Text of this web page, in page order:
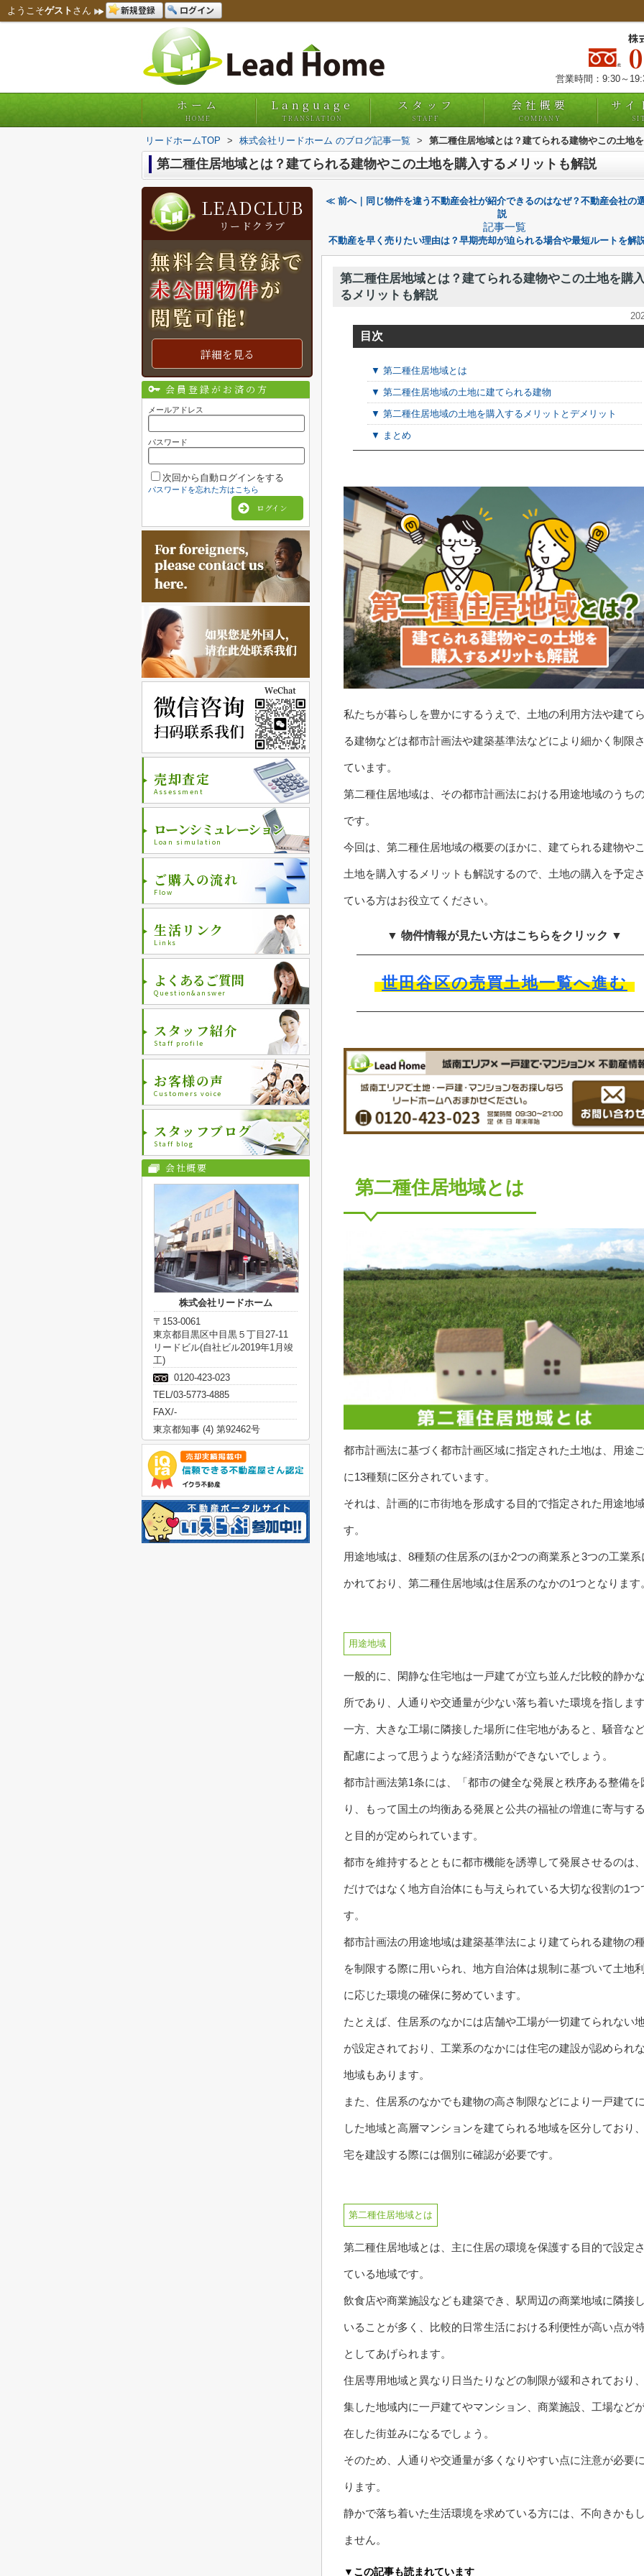
ようこそゲスト さん 新規登録 ログイン
株
営業時間：9:30～
ホーム
HOME
Language
TRANSLATION
スタッフ
STAFF
会社概要
COMPANY
サイ
リードホームTOP > 株式会社リードホーム のブログ記事一覧 > 第二種住居地域とは？建てられる建物やこの土地
第二種住居地域とは？建てられる建物やこの土地を購入するメリットも解説
≪ 前へ｜同じ物件を違う不動産会社が紹介できるのはなぜ？不動産会社の
説
記事一覧
不動産を早く売りたい理由は？早期売却が迫られる場合や最短ルートを解
第二種住居地域とは？建てられる建物やこの土地を購
るメリットも解説
目次
▼ 第二種住居地域とは
▼ 第二種住居地域の土地に建てられる建物
▼ 第二種住居地域の土地を購入するメリットとデメリット
▼ まとめ
私たちが暮らしを豊かにするうえで、土地の利用方法や建て
る建物などは都市計画法や建築基準法などにより細かく制限
ています。
第二種住居地域は、その都市計画法における用途地域のうち
です。
今回は、第二種住居地域の概要のほかに、建てられる建物や
土地を購入するメリットも解説するので、土地の購入を予定
ている方はお役立てください。
▼ 物件情報が見たい方はこちらをクリック ▼
世田谷区の売買土地一覧へ進む
第二種住居地域とは
都市計画法に基づく都市計画区域に指定された土地は、用途
に13種類に区分されています。
それは、計画的に市街地を形成する目的で指定された用途地
す。
用途地域は、8種類の住居系のほか2つの商業系と3つの工業系
かれており、第二種住居地域は住居系のなかの1つとなります
用途地域
一般的に、閑静な住宅地は一戸建てが立ち並んだ比較的静か
所であり、人通りや交通量が少ない落ち着いた環境を指します
一方、大きな工場に隣接した場所に住宅地があると、騒音な
配慮によって思うような経済活動ができないでしょう。
都市計画法第1条には、「都市の健全な発展と秩序ある整備を
り、もって国土の均衡ある発展と公共の福祉の増進に寄与する
と目的が定められています。
都市を維持するとともに都市機能を誘導して発展させるのは
だけではなく地方自治体にも与えられている大切な役割の1つ
す。
都市計画法の用途地域は建築基準法により建てられる建物の
を制限する際に用いられ、地方自治体は規制に基づいて土地
に応じた環境の確保に努めています。
たとえば、住居系のなかには店舗や工場が一切建てられない
が設定されており、工業系のなかには住宅の建設が認められ
地域もあります。
また、住居系のなかでも建物の高さ制限などにより一戸建て
した地域と高層マンションを建てられる地域を区分しており
宅を建設する際には個別に確認が必要です。
第二種住居地域とは
第二種住居地域とは、主に住居の環境を保護する目的で設定
ている地域です。
飲食店や商業施設なども建築でき、駅周辺の商業地域に隣接
いることが多く、比較的日常生活における利便性が高い点が
としてあげられます。
住居専用地域と異なり日当たりなどの制限が緩和されており
集した地域内に一戸建てやマンション、商業施設、工場など
在した街並みになるでしょう。
そのため、人通りや交通量が多くなりやすい点に注意が必要
ります。
静かで落ち着いた生活環境を求めている方には、不向きかも
ません。
▼この記事も読まれています
LEADCLUB
リードクラブ
無料会員登録で
未公開物件が
閲覧可能!
詳細を見る
会員登録がお済の方
メールアドレス
パスワード
次回から自動ログインをする
パスワードを忘れた方はこちら
ログイン
売却査定
Assessment
ローンシミュレーション
Loan simulation
ご購入の流れ
Flow
生活リンク
Links
よくあるご質問
Question&answer
スタッフ紹介
Staff profile
お客様の声
Customers voice
スタッフブログ
Staff blog
会社概要
株式会社リードホーム
〒153-0061
東京都目黒区中目黒５丁目27-11
リードビル(自社ビル2019年1月竣
工)
0120-423-023
TEL/03-5773-4885
FAX/-
東京都知事 (4) 第92462号